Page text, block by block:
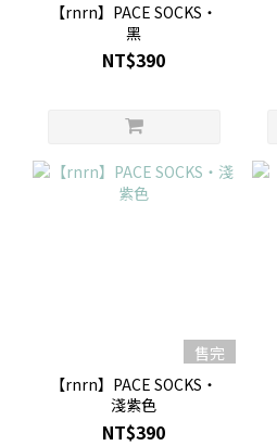
【rnrn】PACE SOCKS・
黑
NT$390
售完
【rnrn】PACE SOCKS・
淺紫色
NT$390